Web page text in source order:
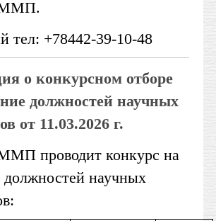
тел: +78442-39-10-48
о конкурсном отборе
должностей научных
от 11.03.2026 г.
проводит конкурс на
научных